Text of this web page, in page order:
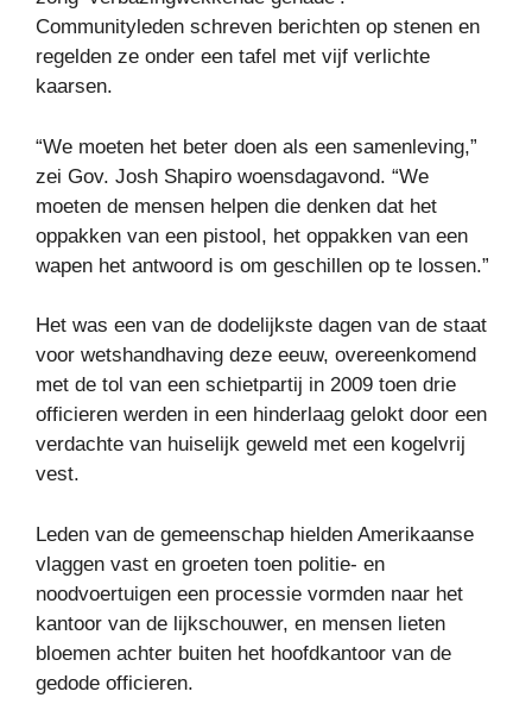
Communityleden schreven berichten op stenen en
regelden ze onder een tafel met vijf verlichte
kaarsen.
“We moeten het beter doen als een samenleving,”
zei Gov. Josh Shapiro woensdagavond. “We
moeten de mensen helpen die denken dat het
oppakken van een pistool, het oppakken van een
wapen het antwoord is om geschillen op te lossen.”
Het was een van de dodelijkste dagen van de staat
voor wetshandhaving deze eeuw, overeenkomend
met de tol van een schietpartij in 2009 toen drie
officieren werden in een hinderlaag gelokt door een
verdachte van huiselijk geweld met een kogelvrij
vest.
Leden van de gemeenschap hielden Amerikaanse
vlaggen vast en groeten toen politie- en
noodvoertuigen een processie vormden naar het
kantoor van de lijkschouwer, en mensen lieten
bloemen achter buiten het hoofdkantoor van de
gedode officieren.